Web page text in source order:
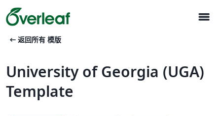
menu
arrow_left_alt 返回所有 模版
University of Georgia (UGA)
Template